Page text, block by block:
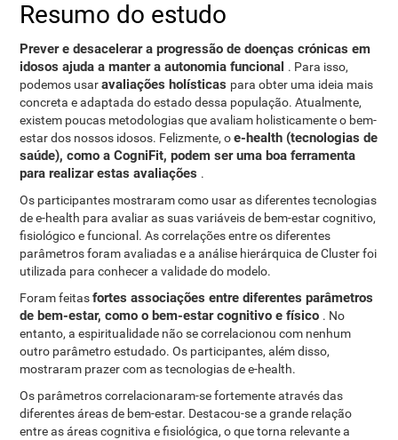
Resumo do estudo
Prever e desacelerar a progressão de doenças crónicas em
idosos ajuda a manter a autonomia funcional . Para isso,
podemos usaravaliações holísticas para obter uma ideia mais
concreta e adaptada do estado dessa população. Atualmente,
existem poucas metodologias que avaliam holisticamente o bem-
estar dos nossos idosos. Felizmente, oe-health (tecnologias de
saúde), como a CogniFit, podem ser uma boa ferramenta
para realizar estas avaliações .
Os participantes mostraram como usar as diferentes tecnologias
de e-health para avaliar as suas variáveis ​​de bem-estar cognitivo,
fisiológico e funcional. As correlações entre os diferentes
parâmetros foram avaliadas e a análise hierárquica de Cluster foi
utilizada para conhecer a validade do modelo.
Foram feitasfortes associações entre diferentes parâmetros
de bem-estar, como o bem-estar cognitivo e físico . No
entanto, a espiritualidade não se correlacionou com nenhum
outro parâmetro estudado. Os participantes, além disso,
mostraram prazer com as tecnologias de e-health.
Os parâmetros correlacionaram-se fortemente através das
diferentes áreas de bem-estar. Destacou-se a grande relação
entre as áreas cognitiva e fisiológica, o que torna relevante a